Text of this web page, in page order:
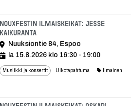
Nouxfestin ilmaiskeikat: Jesse
Kaikuranta
Nuuksiontie 84, Espoo
la 15.8.2026 klo 16:30 - 19:00
Musiikki ja konsertit Ulkotapahtuma Ilmainen